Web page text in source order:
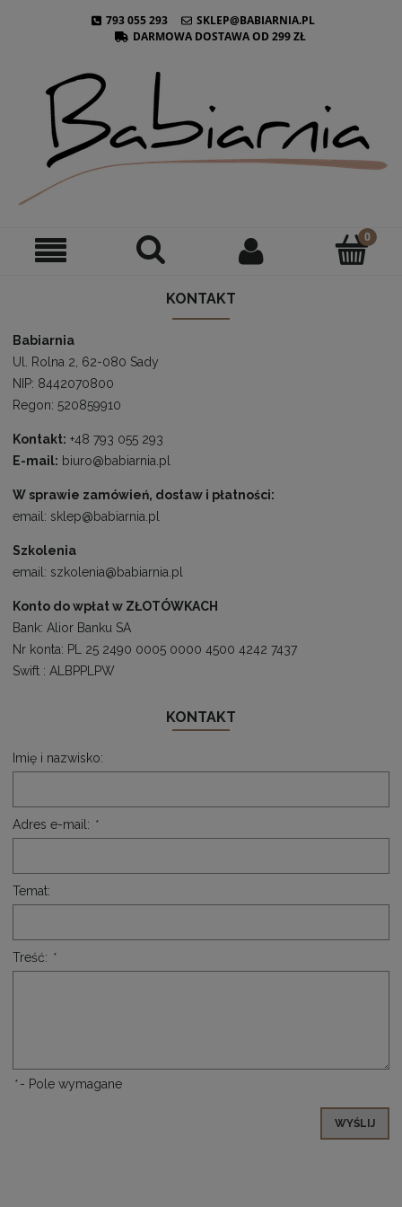
793 055 293
SKLEP@BABIARNIA.PL
DARMOWA DOSTAWA OD 299 ZŁ
KONTAKT
Babiarnia
Ul. Rolna 2, 62-080 Sady
NIP: 8442070800
Regon: 520859910
Kontakt: +48 793 055 293
E-mail: biuro@babiarnia.pl
W sprawie zamówień, dostaw i płatności:
email: sklep@babiarnia.pl
Szkolenia
email: szkolenia@babiarnia.pl
Konto do wpłat w ZŁOTÓWKACH
Bank: Alior Banku SA
Nr konta: PL 25 2490 0005 0000 4500 4242 7437
Swift : ALBPPLPW
KONTAKT
Imię i nazwisko:
Adres e-mail: *
Temat:
Treść: *
*- Pole wymagane
WYŚLIJ